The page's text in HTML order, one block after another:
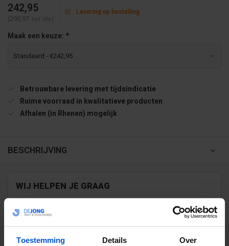
Toestemming Details Over
242,95
(293,97 Incl. btw )
Levering op bestelling
Maak een keuze: *
Betrouwbare levering met tijdsindicatie
Ruime voorraad in kwalitatieve producten
Afhalen (in Rhenen) mogelijk
BESCHRIJVING
WIJ HELPEN JE GRAAG
0317 358 228
info@dejonghandelsonderneming.nl